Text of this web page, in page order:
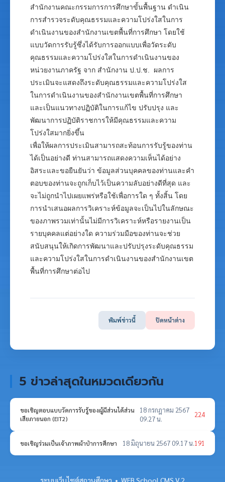
สำนักงานคณะกรรมการการศึกษาขั้นพื้นฐาน ดำเนิน
การสำรวจระดับคุณธรรมและความโปร่งใสในการ
ดำเนินงานของสำนักงานเขตพื้นที่การศึกษา โดยใช้
แบบวัดการรับรู้ซึ่งได้รับการออกแบบเพื่อวัดระดับ
คุณธรรมและความโปร่งใสในการดำเนินงานของ
หน่วยงานภาครัฐ จาก สำนักงาน ป.ป.ช. ผลการ
ประเมินจะแสดงถึงระดับคุณธรรมและความโปร่งใส
ในการดำเนินงานของสำนักงานเขตพื้นที่การศึกษา
และเป็นแนวทางปฏิบัติในการแก้ไข ปรับปรุง และ
พัฒนาการปฏิบัติราชการให้มีคุณธรรมและความ
โปร่งใสมากยิ่งขึ้น
เพื่อให้ผลการประเมินสามารถสะท้อนการรับรู้ของท่าน
ได้เป็นอย่างดี ท่านสามารถแสดงความเห็นได้อย่าง
อิสระและขอยืนยันว่า ข้อมูลส่วนบุคคลของท่านและคำ
ตอบของท่านจะถูกเก็บไว้เป็นความลับอย่างดีที่สุด และ
จะไม่ถูกนำไปเผยแพร่หรือใช้เพื่อการใด ๆ ทั้งสิ้น โดย
การนำเสนอผลการวิเคราะห์ข้อมูลจะเป็นไปในลักษณะ
ของภาพรวมเท่านั้นไม่มีการวิเคราะห์หรือรายงานเป็น
รายบุคคลแต่อย่างใด ความร่วมมือของท่านจะช่วย
สนับสนุนให้เกิดการพัฒนาและปรับปรุงระดับคุณธรรม
และความโปร่งใสในการดำเนินงานของสำนักงานเขต
พื้นที่การศึกษาต่อไป
พิมพ์ข่าวนี้ ปิดหน้าต่าง
5 ข่าวล่าสุดในหมวดเดียวกัน
ขอเชิญตอบแบบวัดการรับรู้ของผู้มีส่วนได้ส่วน
เสียภายนอก (EIT2)
18 กรกฎาคม 2567
09.27 น.
224
ขอเชิญร่วมเป็นเจ้าภาพผ้าป่าการศึกษา 18 มิถุนายน 2567 09.17 น.191
ระบบเว็บไซต์สถานศึกษา • WEB School CMS V.2